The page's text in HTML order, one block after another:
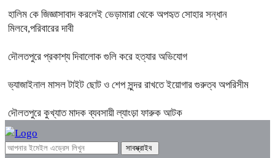
হালিম কে জিজ্ঞাসাবাদ করলেই ভেড়ামারা থেকে অপহৃত সোহার সন্ধান
মিলবে,পরিবারের দাবী
দৌলতপুরে প্রকাশ্য দিবালোক গুলি করে হত্যার অভিযোগ
ভ্যাজাইনাল মাসল টাইট ছোট ও শেপ সুন্দর রাখতে ইয়োগার গুরুত্ব অপরিসীম
দৌলতপুরে কুখ্যাত মাদক ব্যবসায়ী ল্যাংড়া ফারুক আটক